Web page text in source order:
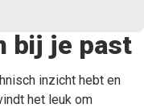
bij je past
inzicht hebt en
het leuk om